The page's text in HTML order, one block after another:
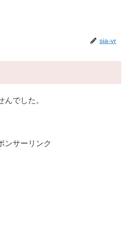
sia-vr
んでした。
ンサーリンク